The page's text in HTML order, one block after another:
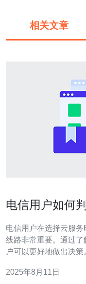
相关文章
电信用户如何
电信用户在选择云服
线路非常重要。通过
户可以更好地做出决
否为CN2的第一步 首
2025年8月11日